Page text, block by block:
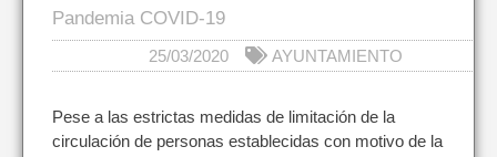
Pandemia COVID-19
25/03/2020 AYUNTAMIENTO
Pese a las estrictas medidas de limitación de la
circulación de personas establecidas con motivo de la